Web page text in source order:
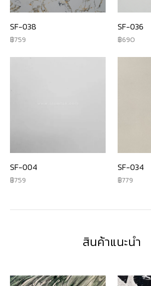
SF-038
759
SF-036
690
SF-004
759
SF-034
779
สินค้าแนะนำ